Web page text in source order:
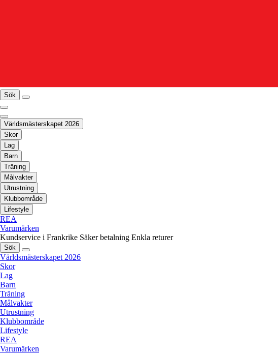
Sök
Världsmästerskapet 2026
Skor
Lag
Barn
Träning
Målvakter
Utrustning
Klubbområde
Lifestyle
REA
Varumärken
Kundservice i Frankrike Säker betalning Enkla returer
Sök
Världsmästerskapet 2026
Skor
Lag
Barn
Träning
Målvakter
Utrustning
Klubbområde
Lifestyle
REA
Varumärken